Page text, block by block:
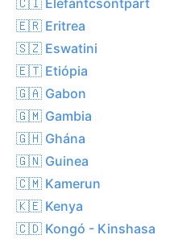
🇪🇷 Eritrea
🇸🇿 Eswatini
🇪🇹 Etiópia
🇬🇦 Gabon
🇬🇲 Gambia
🇬🇭 Ghána
🇬🇳 Guinea
🇨🇲 Kamerun
🇰🇪 Kenya
🇨🇩 Kongó - Kinshasa